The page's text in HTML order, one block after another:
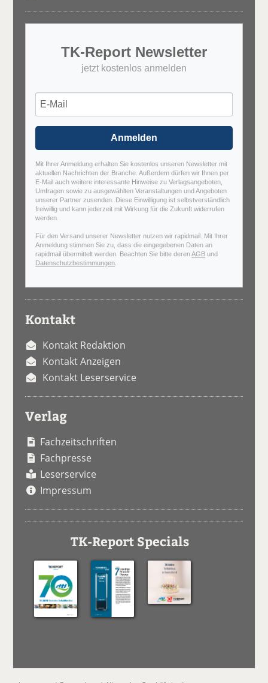
TK-Report Newsletter
jetzt kostenlos anmelden
Anmelden
Mit Ihrer Anmeldung erhalten Sie kostenlos unseren Newsletter mit
aktuellen Nachrichten der Branche. Außerdem dürfen wir Ihnen per
E-Mail auch weitere interessante Hinweise zu Verlagsangeboten,
Umfragen sowie zu ausgewählten Veranstaltungen und Angeboten
unserer Partner zusenden. Diese Einwilligung ist selbstverständlich
freiwillig und kann jederzeit mit Wirkung für die Zukunft widerrufen
werden.
Für den Versand unserer Newsletter nutzen wir rapidmail. Mit Ihrer
Anmeldung stimmen Sie zu, dass die eingegebenen Daten an
rapidmail übermittelt werden. Beachten Sie bitte derenAGB und
Datenschutzbestimmungen
Kontakt
Kontakt Redaktion
Kontakt Anzeigen
Kontakt Leserservice
Verlag
Fachzeitschriften
Fachpresse
Leserservice
Impressum
TK-Report Specials